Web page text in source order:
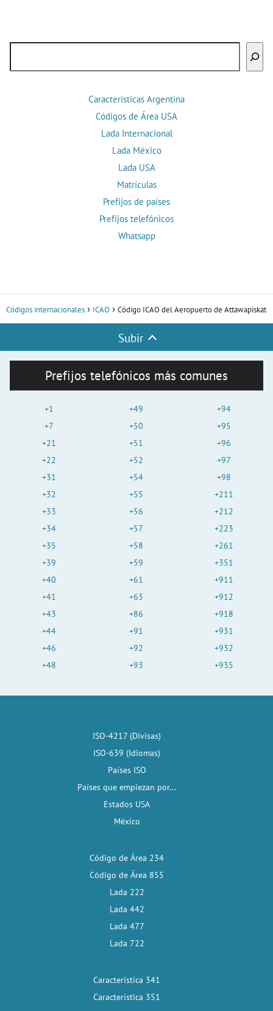
Características Argentina
Códigos de Área USA
Lada Internacional
Lada México
Lada USA
Matrículas
Prefijos de países
Prefijos telefónicos
Whatsapp
Códigos internacionales ICAO Código ICAO del Aeropuerto de Attawapiskat
Subir
Prefijos telefónicos más comunes
+1
+7
+21
+22
+31
+32
+33
+34
+35
+39
+40
+41
+43
+44
+46
+48
+49
+50
+51
+52
+54
+55
+56
+57
+58
+59
+61
+63
+86
+91
+92
+93
+94
+95
+96
+97
+98
+211
+212
+223
+261
+351
+911
+912
+918
+931
+932
+935
ISO-4217 (Divisas)
ISO-639 (Idiomas)
Países ISO
Países que empiezan por...
Estados USA
México
Código de Área 234
Código de Área 855
Lada 222
Lada 442
Lada 477
Lada 722
Característica 341
Característica 351